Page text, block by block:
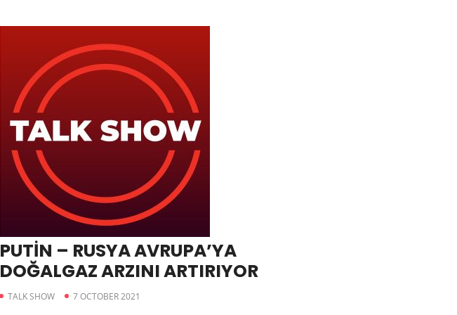
PUTİN – RUSYA AVRUPA’YA
DOĞALGAZ ARZINI ARTIRIYOR
TALK SHOW 7 OCTOBER 2021